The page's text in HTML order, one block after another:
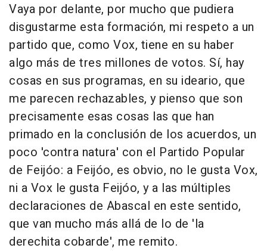
Vaya por delante, por mucho que pudiera
disgustarme esta formación, mi respeto a un
partido que, como Vox, tiene en su haber
algo más de tres millones de votos. Sí, hay
cosas en sus programas, en su ideario, que
me parecen rechazables, y pienso que son
precisamente esas cosas las que han
primado en la conclusión de los acuerdos, un
poco 'contra natura' con el Partido Popular
de Feijóo: a Feijóo, es obvio, no le gusta Vox,
ni a Vox le gusta Feijóo, y a las múltiples
declaraciones de Abascal en este sentido,
que van mucho más allá de lo de 'la
derechita cobarde', me remito.